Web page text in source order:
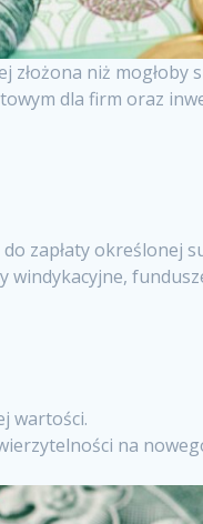
niż mogłoby
dla firm oraz
zapłaty określonej
wartości.
na